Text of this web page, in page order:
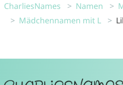
CharliesNames Namen
Mädchennamen mit L